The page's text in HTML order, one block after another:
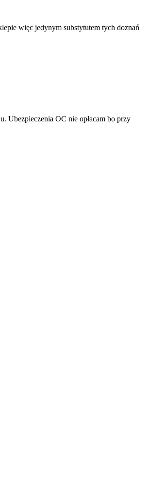
więc jedynym substytutem tych doznań
Ubezpieczenia OC nie opłacam bo przy